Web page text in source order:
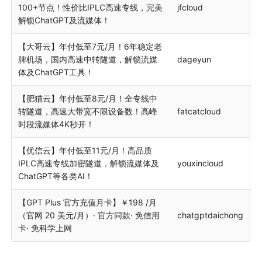
100+节点！性价比IPLC高速专线，完美
解锁ChatGPT及流媒体！
jfcloud
【大哥云】年付低至7元/月！6年稳定老
牌机场，国内高速中转隧道，解锁流媒
体及ChatGPT工具！
dageyun
【肥猫云】年付低至8元/月！全专线中
转隧道，高速大带宽不限设备数！高峰
时段流媒体4K秒开！
fatcatcloud
【优信云】年付低至11元/月！高品质
IPLC高速专线加密隧道，解锁流媒体及
ChatGPT等各类AI！
youxincloud
【GPT Plus 官方充值月卡】￥198 /月
（官网 20 美元/月）· 官方同款· 免信用
卡· 免科学上网
chatgptdaichong